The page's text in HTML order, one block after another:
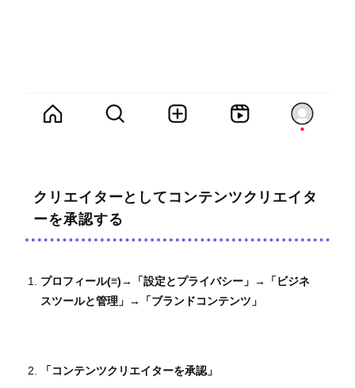
クリエイターとしてコンテンツクリエイタ
ーを承認する
プロフィール(≡)→「設定とプライバシー」→「ビジネ
スツールと管理」→「ブランドコンテンツ」
「コンテンツクリエイターを承認」